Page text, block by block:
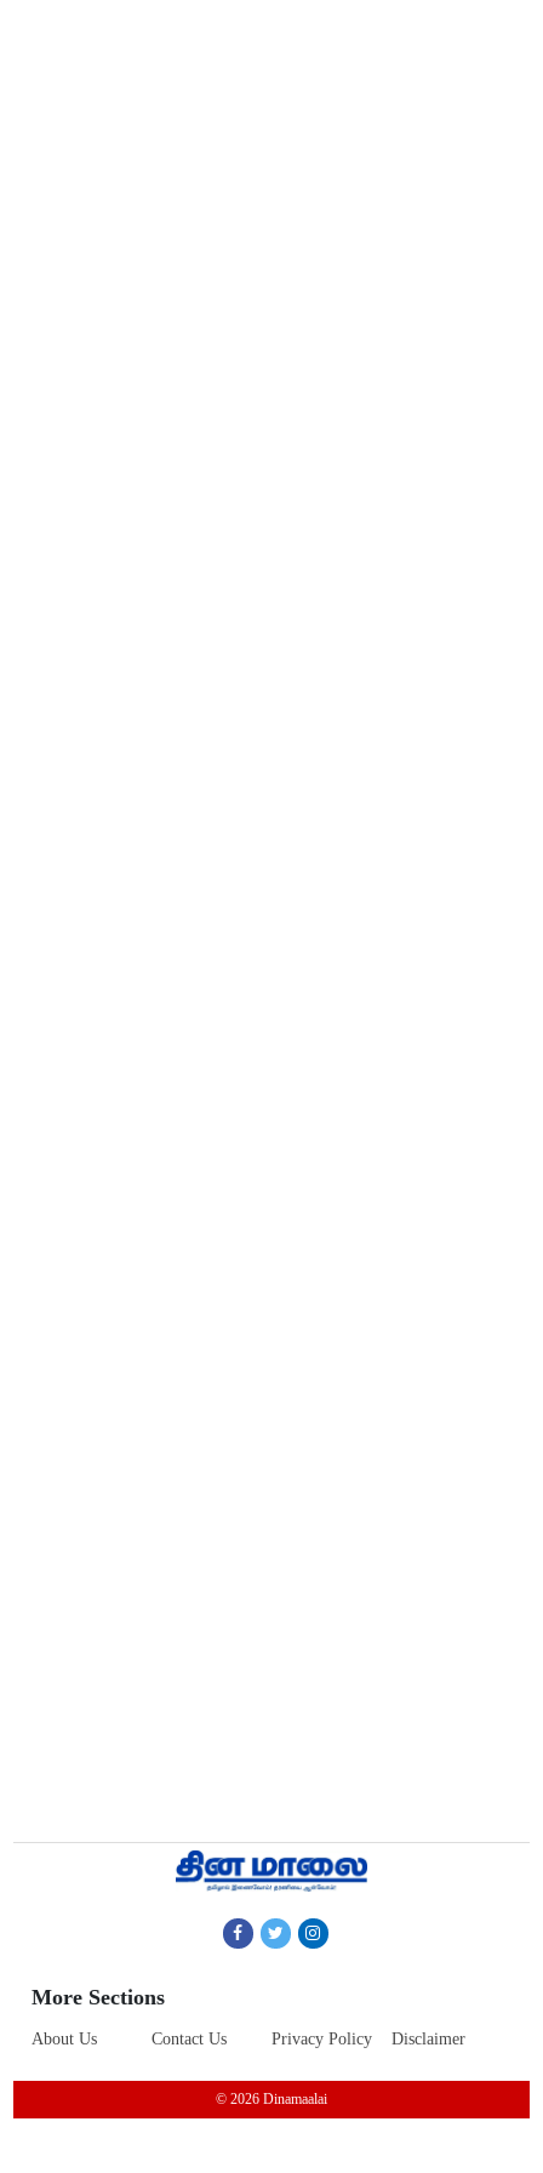
More Sections
About Us Contact Us Privacy Policy Disclaimer
© 2026 Dinamaalai